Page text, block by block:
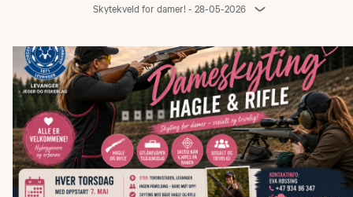
Skytekveld for damer! - 28-05-2026